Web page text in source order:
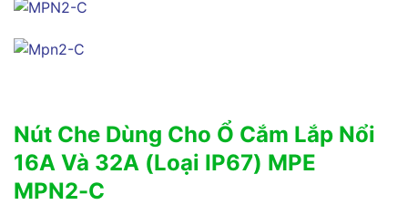
Nút Che Dùng Cho Ổ Cắm Lắp Nổi
16A Và 32A (Loại IP67) MPE
MPN2-C